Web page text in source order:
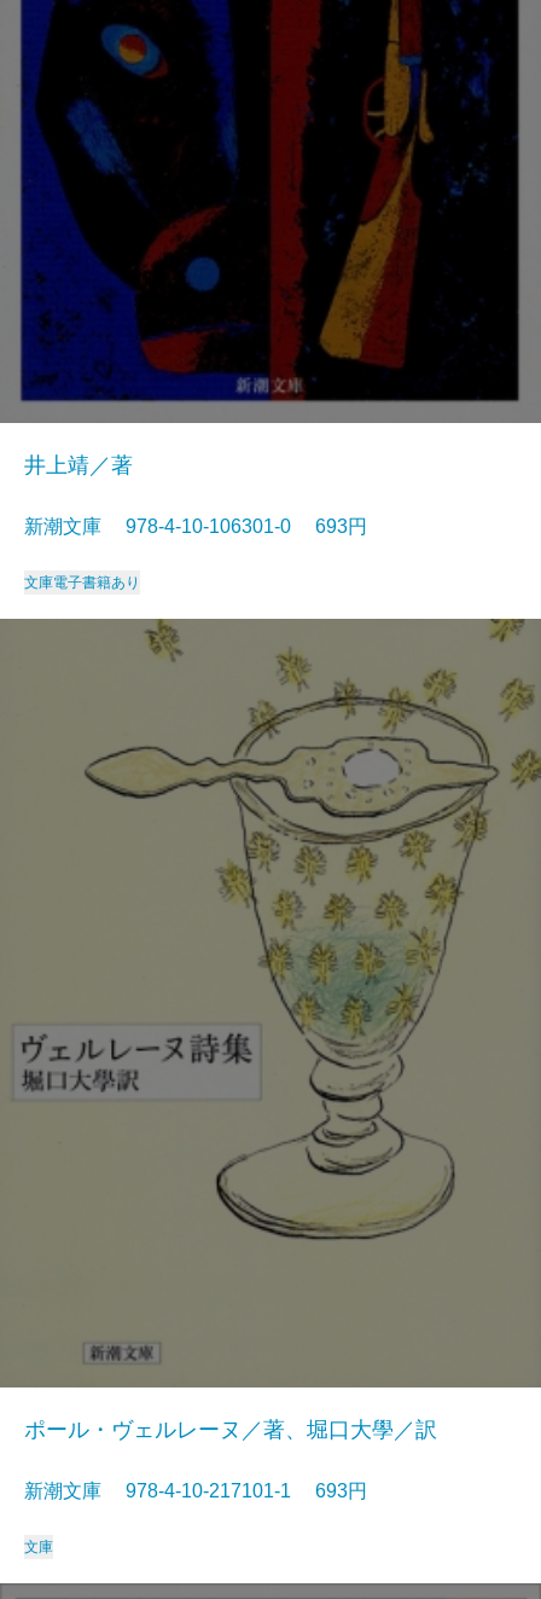
井上靖／著
新潮文庫 978-4-10-106301-0 693円
文庫電子書籍あり
ポール・ヴェルレーヌ／著、堀口大學／訳
新潮文庫 978-4-10-217101-1 693円
文庫